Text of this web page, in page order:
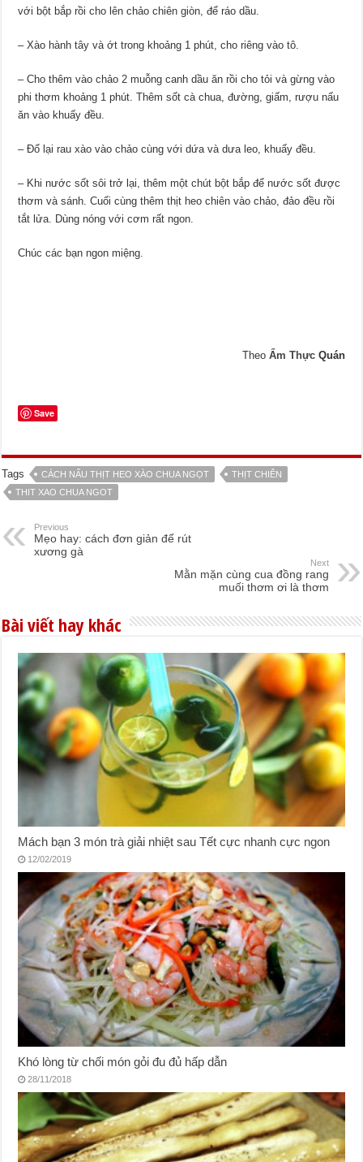
với bột bắp rồi cho lên chảo chiên giòn, để ráo dầu.
– Xào hành tây và ớt trong khoảng 1 phút, cho riêng vào tô.
– Cho thêm vào chảo 2 muỗng canh dầu ăn rồi cho tỏi và gừng vào
phi thơm khoảng 1 phút. Thêm sốt cà chua, đường, giấm, rượu nấu
ăn vào khuấy đều.
– Đổ lại rau xào vào chảo cùng với dứa và dưa leo, khuấy đều.
– Khi nước sốt sôi trở lại, thêm một chút bột bắp để nước sốt được
thơm và sánh. Cuối cùng thêm thịt heo chiên vào chảo, đảo đều rồi
tắt lửa. Dùng nóng với cơm rất ngon.
Chúc các bạn ngon miệng.
Theo Ẩm ThựcQuán
Save
Tags CÁCH NẤU THỊT HEO XÀO CHUA NGỌT
THỊT CHIÊN
THIT XAO CHUA NGOT
Previous
Mẹo hay: cách đơn giản để rút
xương gà
Next
Mằn mặn cùng cua đồng rang
muối thơm ơi là thơm
Bài viết hay khác
Mách bạn 3 món trà giải nhiệt sau Tết cực nhanh cực ngon
12/02/2019
Khó lòng từ chối món gỏi đu đủ hấp dẫn
28/11/2018